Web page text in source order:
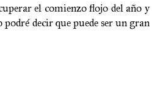
el comienzo flojo del año y
decir que puede ser un gran